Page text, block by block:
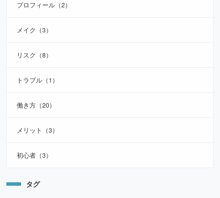
プロフィール（2）
メイク（3）
リスク（8）
トラブル（1）
働き方（20）
メリット（3）
初心者（3）
タグ